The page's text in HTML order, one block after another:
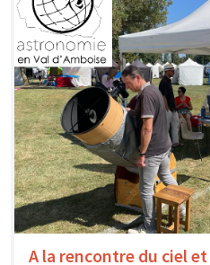
A la rencontre du ciel